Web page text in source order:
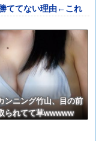
ててない理由←これ
ンニング竹山、目の前
られてて草wwwww